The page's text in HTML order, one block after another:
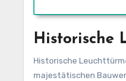
Historische
Historische
majestätischen